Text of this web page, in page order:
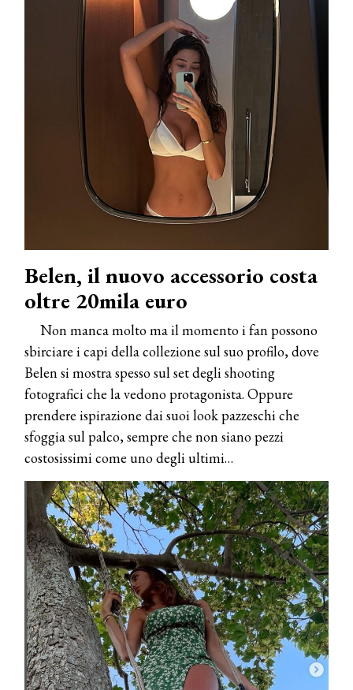
Belen, il nuovo accessorio costa
oltre 20mila euro
Non manca molto ma il momento i fan possono
sbirciare i capi della collezione sul suo profilo, dove
Belen si mostra spesso sul set degli shooting
fotografici che la vedono protagonista. Oppure
prendere ispirazione dai suoi look pazzeschi che
sfoggia sul palco, sempre che non siano pezzi
costosissimi come uno degli ultimi…